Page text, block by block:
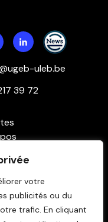
votre
publicités ou du
trafic. En cliquant
des cookies
uleb.be
39 72